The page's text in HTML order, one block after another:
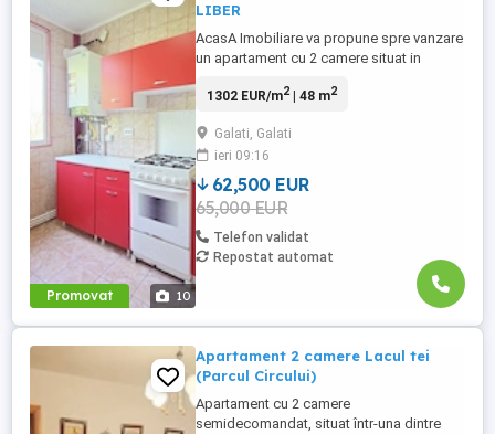
Promovat 10
LIBER
AcasA Imobiliare va propune spre vanzare
un apartament cu 2 camere situat in
etaje. Imobilul este aproape de Faleza
aproape de spații verzi, locuri de
promenadă și zone de recreere.
Apartamentul beneficiază de acces ...
1302 EUR/m2| 48 m2
Galati, Galati
ieri 09:16
62,500 EUR
65,000 EUR
Telefon validat
Repostat automat
Apartament 2 camere Lacul tei
(Parcul Circului)
Apartament cu 2 camere
semidecomandat, situat într-una dintre